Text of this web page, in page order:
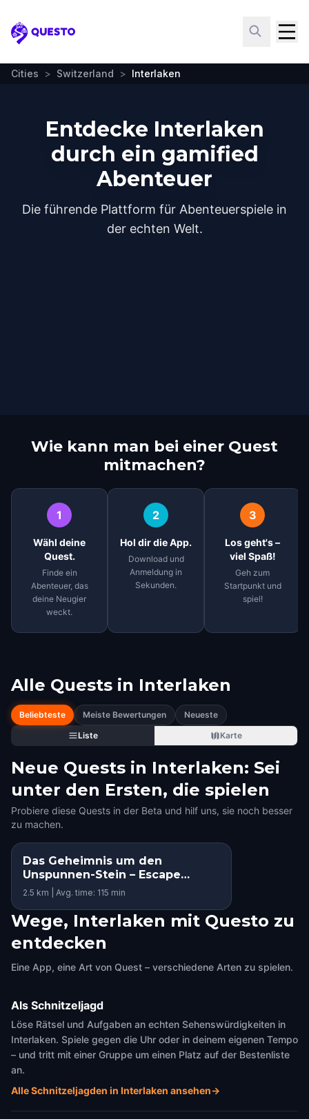
Questo
Cities > Switzerland > Interlaken
Entdecke Interlaken
durch ein gamified
Abenteuer
Die führende Plattform für Abenteuerspiele in
der echten Welt.
Wie kann man bei einer Quest
mitmachen?
1
Wähl deine
Quest.
Finde ein
Abenteuer, das
deine Neugier
weckt.
2
Hol dir die App.
Download und
Anmeldung in
Sekunden.
3
Los geht's –
viel Spaß!
Geh zum
Startpunkt und
spiel!
Alle Quests in Interlaken
Beliebteste Meiste Bewertungen
Neueste
Liste
Karte
Neue Quests in Interlaken: Sei
unter den Ersten, die spielen
Probiere diese Quests in der Beta und hilf uns, sie noch besser
zu machen.
STEP INTO THE STORY
Das Geheimnis um den
Unspunnen-Stein – Escape
Interlaken
2.5 km | Avg. time: 115 min
Wege, Interlaken mit Questo zu
entdecken
Eine App, eine Art von Quest – verschiedene Arten zu spielen.
Als Schnitzeljagd
Löse Rätsel und Aufgaben an echten Sehenswürdigkeiten in
Interlaken. Spiele gegen die Uhr oder in deinem eigenen Tempo
– und tritt mit einer Gruppe um einen Platz auf der Bestenliste
an.
Alle Schnitzeljagden in Interlaken ansehen→